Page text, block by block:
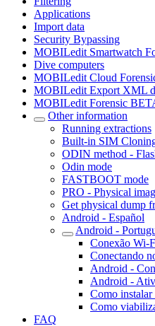
Applications
Import data
Security Bypassing
MOBILedit Smartwatch
Dive computers
MOBILedit Cloud
MOBILedit Export XML
MOBILedit Forensic
Other information
Running extractions
Built-in SIM
ODIN method -
Odin mode
FASTBOOT mode
PRO - Physical
Get physical dump
Android - Español
Android -
Conexão Wi-
Conectando
Android -
Android -
Como
Como
FAQ